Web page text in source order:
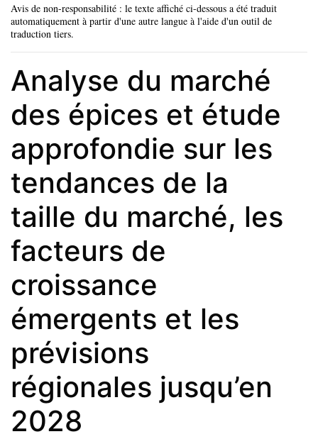
Avis de non-responsabilité : le texte affiché ci-dessous a été traduit
automatiquement à partir d'une autre langue à l'aide d'un outil de
traduction tiers.
Analyse du marché
des épices et étude
approfondie sur les
tendances de la
taille du marché, les
facteurs de
croissance
émergents et les
prévisions
régionales jusqu’en
2028